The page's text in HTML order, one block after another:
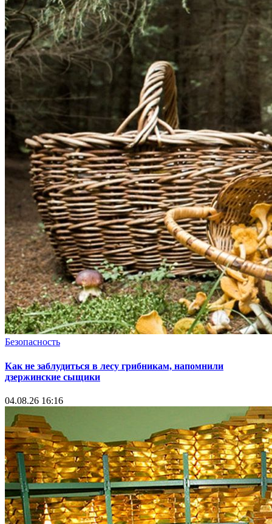
Безопасность
Как не заблудиться в лесу грибникам, напомнили
дзержинские сыщики
04.08.26 16:16